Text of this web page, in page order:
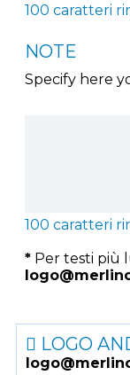
100 caratteri
NOTE
Specify here
100 caratteri
* Per testi più
LOGO